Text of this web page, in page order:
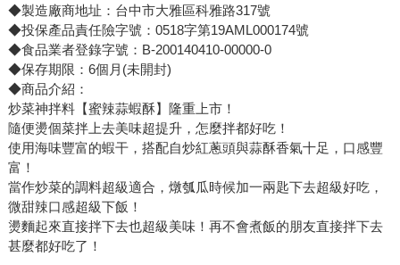
◆製造廠商地址：台中市大雅區科雅路317號
◆投保產品責任險字號：0518字第19AML000174號
◆食品業者登錄字號：B-200140410-00000-0
◆保存期限：6個月(未開封)
◆商品介紹：
炒菜神拌料【蜜辣蒜蝦酥】隆重上市！
隨便燙個菜拌上去美味超提升，怎麼拌都好吃！
使用海味豐富的蝦干，搭配自炒紅蔥頭與蒜酥香氣十足，口感豐
富！
當作炒菜的調料超級適合，燉瓠瓜時候加一兩匙下去超級好吃，
微甜辣口感超級下飯！
燙麵起來直接拌下去也超級美味！再不會煮飯的朋友直接拌下去
甚麼都好吃了！